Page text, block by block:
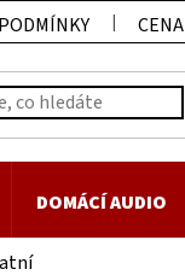
DOMÁCÍ AUDIO